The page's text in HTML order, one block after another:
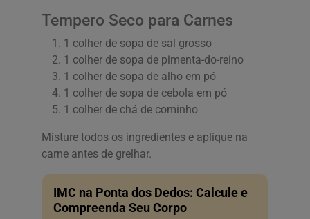
Tempero Seco para Carnes
1 colher de sopa de sal grosso
1 colher de sopa de pimenta-do-reino
1 colher de sopa de alho em pó
1 colher de sopa de cebola em pó
1 colher de chá de cominho
Misture todos os ingredientes e aplique na
carne antes de grelhar.
IMC na Ponta dos Dedos: Calcule e
Compreenda Seu Corpo